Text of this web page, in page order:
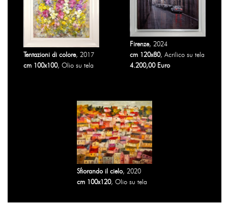
Tentazioni di colore, 2017
cm 100x100, Olio su tela
Firenze, 2024
cm 120x80, Acrilico su tela
4.200,00 Euro
Sfiorando il cielo, 2020
cm 100x120, Olio su tela